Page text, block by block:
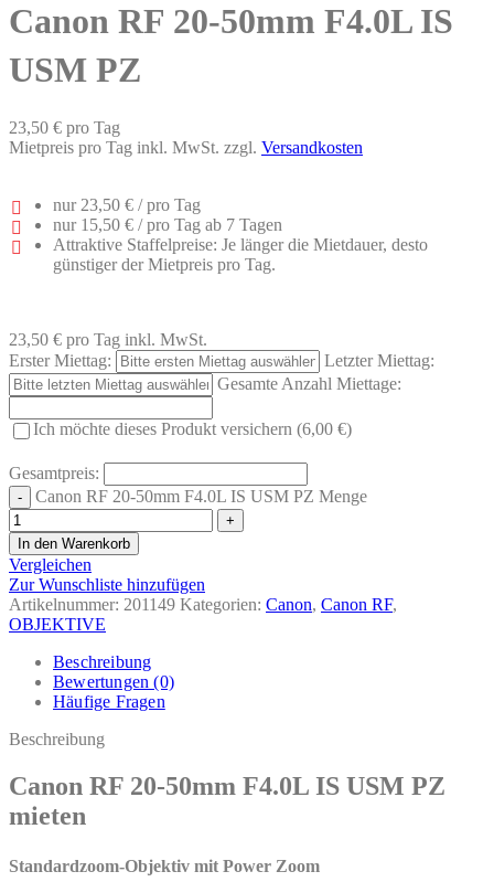
Canon RF 20-50mm F4.0L IS
USM PZ
23,50 € pro Tag
Mietpreis pro Tag inkl. MwSt. zzgl. Versandkosten
nur 23,50 € / pro Tag
nur 15,50 € / pro Tag ab 7 Tagen
Attraktive Staffelpreise: Je länger die Mietdauer, desto
günstiger der Mietpreis pro Tag.
23,50 € pro Tag inkl. MwSt.
Erster Miettag:
Letzter Miettag:
Gesamte Anzahl Miettage:
Ich möchte dieses Produkt versichern (6,00 €)
Gesamtpreis:
Canon RF 20-50mm F4.0L IS USM PZ Menge
In den Warenkorb
Vergleichen
Zur Wunschliste hinzufügen
Artikelnummer: 201149 Kategorien: Canon, Canon RF,
OBJEKTIVE
Beschreibung
Bewertungen (0)
Häufige Fragen
Beschreibung
Canon RF 20-50mm F4.0L IS USM PZ
mieten
Standardzoom-Objektiv mit Power Zoom